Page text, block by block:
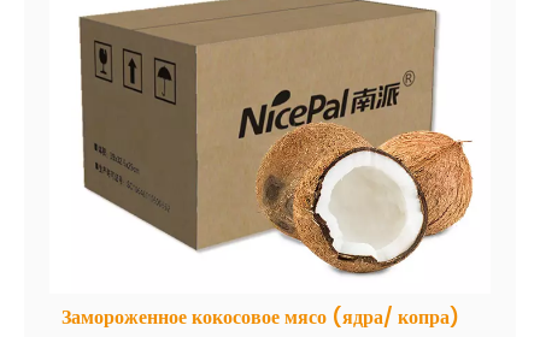
Замороженное кокосовое мясо (ядра/ копра)